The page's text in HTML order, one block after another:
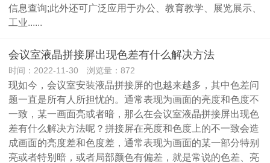
信息查询;此外还可广泛应用于办公、教育教学、展览展示、
工业......
会议室液晶拼接屏出现色差有什么解决方法
时间：2022-11-30 浏览量：872
现如今，会议室安装液晶拼接屏的也越来越多，其中色差问
题一直是所有人所担忧的。通常表现为画面的亮度和色度不
一致，某一画面亮或者暗，那么在会议室液晶拼接屏出现色
差有什么解决方法呢？拼接屏在亮度和色度上的不一致会造
成画面的亮度差和色度差，通常表现为画面的某一部分特别
亮或者特别暗，或者局部颜色有偏差，就是常说的色差、亮